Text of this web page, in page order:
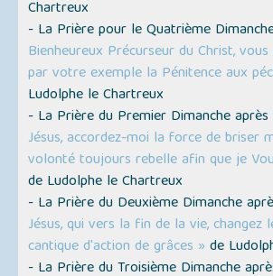
Chartreux
- La Prière pour le Quatrième
Bienheureux Précurseur du Christ,
par votre exemple la Pénitence aux
Ludolphe le Chartreux
- La Prière du Premier Dimanche après
Jésus, accordez-moi la force de briser
volonté toujours rebelle afin que je
de Ludolphe le Chartreux
- La Prière du Deuxième Dimanche
Jésus, qui vers la fin de la vie, changez
cantique d'action de grâces » de
- La Prière du Troisième Dimanche